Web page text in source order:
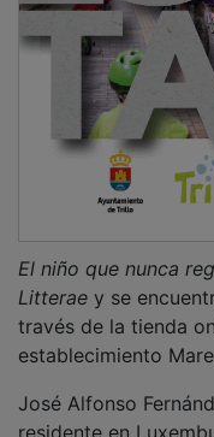
El Dínamo
Segunda con